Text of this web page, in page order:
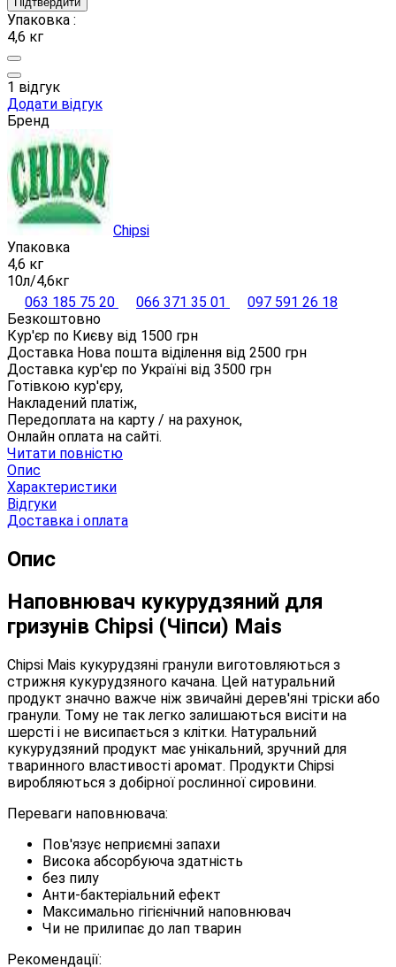
Упаковка :
4,6 кг
1 відгук
Додати відгук
Бренд
Chipsi
Упаковка
4,6 кг
10л/4,6кг
063 185 75 20
066 371 35 01
097 591 26 18
Безкоштовно
Кур'єр по Києву від 1500 грн
Доставка Нова пошта віділення від 2500 грн
Доставка кур'єр по Україні від 3500 грн
Готівкою кур'єру,
Накладений платіж,
Передоплата на карту / на рахунок,
Онлайн оплата на сайті.
Читати повністю
Опис
Характеристики
Відгуки
Доставка і оплата
Опис
Наповнювач кукурудзяний для
гризунів Chipsi (Чіпси) Mais
Chipsi Mais кукурудзяні гранули виготовляються з
стрижня кукурудзяного качана. Цей натуральний
продукт значно важче ніж звичайні дерев'яні тріски або
гранули. Тому не так легко залишаються висіти на
шерсті і не висипається з клітки. Натуральний
кукурудзяний продукт має унікальний, зручний для
тваринного властивості аромат. Продукти Chipsi
виробляються з добірної рослинної сировини.
Переваги наповнювача:
Пов'язує неприємні запахи
Висока абсорбуюча здатність
без пилу
Анти-бактеріальний ефект
Максимально гігієнічний наповнювач
Чи не прилипає до лап тварин
Рекомендації: